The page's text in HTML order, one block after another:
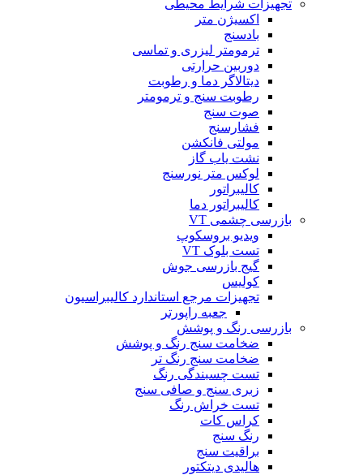
تجهیزات شرایط محیطی
اکسیژن متر
بادسنج
ترمومتر لیزری و تماسی
دوربین حرارتی
دیتالاگر دما و رطوبت
رطوبت سنج و ترمومتر
صوت سنج
فشارسنج
مولتی فانکشن
نشت یاب گاز
لوکس متر نورسنج
کالیبراتور
کالیبراتور دما
بازرسی چشمی VT
ویدیو بروسکوپ
تست بلوک VT
گیج بازرسی جوش
کولیس
تجهیزات مرجع استاندارد کالیبراسیون
جعبه راپورتر
بازرسی رنگ و پوشش
ضخامت سنج رنگ و پوشش
ضخامت سنج رنگ تر
تست چسبندگی رنگ
زبری سنج و صافی سنج
تست خراش رنگ
کراس کات
رنگ سنج
براقیت سنج
هالیدی دیتکتور